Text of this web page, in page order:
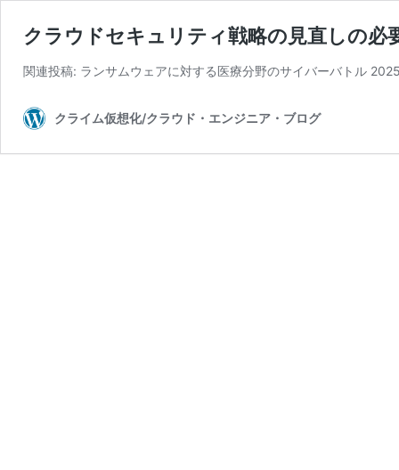
クラウドセキュリティ戦略の見直しの必
関連投稿: ランサムウェアに対する医療分野のサイバーバトル
クライム仮想化/クラウド・エンジニア・ブログ